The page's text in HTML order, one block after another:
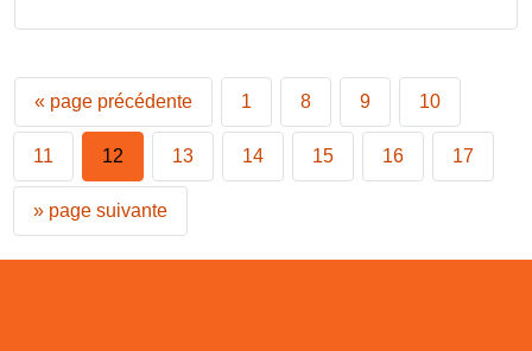
« page précédente 1 8 9 10
11 12 13 14 15 16 17
» page suivante